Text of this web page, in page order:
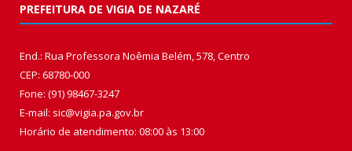
PREFEITURA DE VIGIA DE NAZARÉ
End.: Rua Professora Noêmia Belém, 578, Centro
CEP: 68780-000
Fone: (91) 98467-3247
E-mail: sic@vigia.pa.gov.br
Horário de atendimento: 08:00 às 13:00